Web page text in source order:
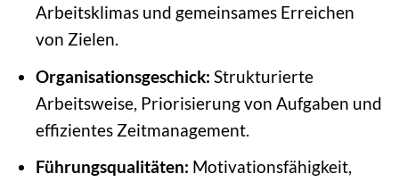
Arbeitsklimas und gemeinsames Erreichen
von Zielen.
Organisationsgeschick: Strukturierte
Arbeitsweise, Priorisierung von Aufgaben und
effizientes Zeitmanagement.
Führungsqualitäten: Motivationsfähigkeit,